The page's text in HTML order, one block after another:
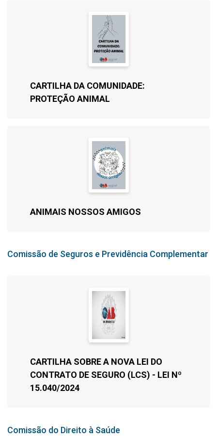
CARTILHA DA COMUNIDADE:
PROTEÇÃO ANIMAL
ANIMAIS NOSSOS AMIGOS
Comissão de Seguros e Previdência Complementar
CARTILHA SOBRE A NOVA LEI DO
CONTRATO DE SEGURO (LCS) - LEI Nº
15.040/2024
Comissão do Direito à Saúde